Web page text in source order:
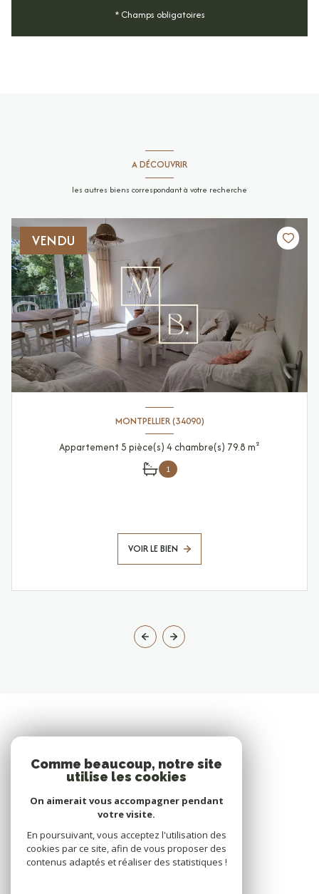
* Champs obligatoires
A DÉCOUVRIR
les autres biens correspondant à votre recherche
VENDU
MONTPELLIER (34090)
Appartement 5 pièce(s) 4 chambre(s) 79.8 m²
1
VOIR LE BIEN
Comme beaucoup, notre site
utilise les cookies
On aimerait vous accompagner pendant
votre visite.
En poursuivant, vous acceptez l'utilisation des
cookies par ce site, afin de vous proposer des
contenus adaptés et réaliser des statistiques !